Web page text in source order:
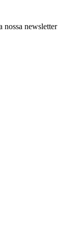
nossa newsletter